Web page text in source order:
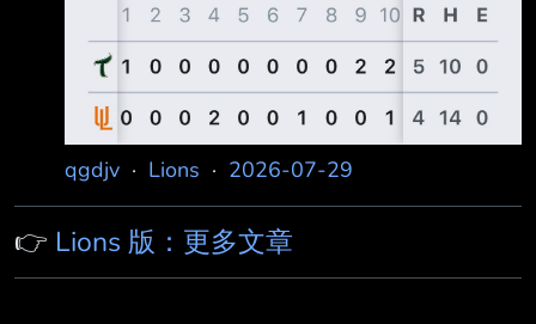
5,SB*2（生涯首鐵支） 陳傑憲2-4,SB*1 林子豪
2-5,1RBI,SB*1 潘傑楷2-5,1RBI --
qgdjv · Lions · 2026-07-29
👉 Lions 版：更多文章